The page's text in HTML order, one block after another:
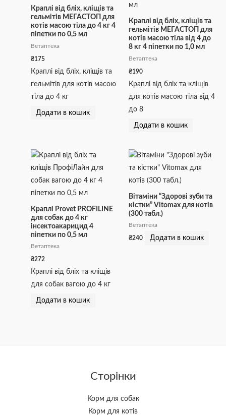
Краплі від бліх, кліщів та
гельмітів МЕГАСТОП для
котів масою тіла до 4 кг 4
піпетки по 0,5 мл
Ветаптека
₴175
Краплі від бліх, кліщів та
гельмітів для котів масою
тіла до 4 кг
Додати в кошик
Краплі від бліх, кліщів та
гельмітів МЕГАСТОП для
котів масою тіла від 4 до
8 кг 4 піпетки по 1,0 мл
Ветаптека
₴190
Краплі від бліх та кліщів
для котів масою тіла від 4
до 8
Додати в кошик
Краплі Provet PROFILINE
для собак до 4 кг
інсектоакарицид 4
піпетки по 0,5 мл
Ветаптека
₴272
Краплі від бліх та кліщів
для собак вагою до 4 кг
Додати в кошик
Вітаміни “Здорові зуби та
кістки” Vitomax для котів
(300 табл.)
Ветаптека
₴240 Додати в кошик
Сторінки
Корм для собак
Корм для котів